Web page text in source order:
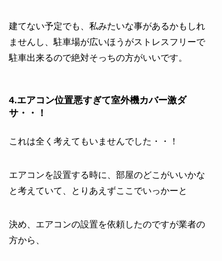
建てない予定でも、私みたいな事があるかもしれ
ませんし、駐車場が広いほうがストレスフリーで
駐車出来るので絶対そっちの方がいいです。
4.エアコン位置悪すぎて室外機カバー激ダ
サ・・！
これは全く考えてもいませんでした・・！
エアコンを設置する時に、部屋のどこがいいかな
と考えていて、とりあえずここでいっかーと
決め、エアコンの設置を依頼したのですが業者の
方から、